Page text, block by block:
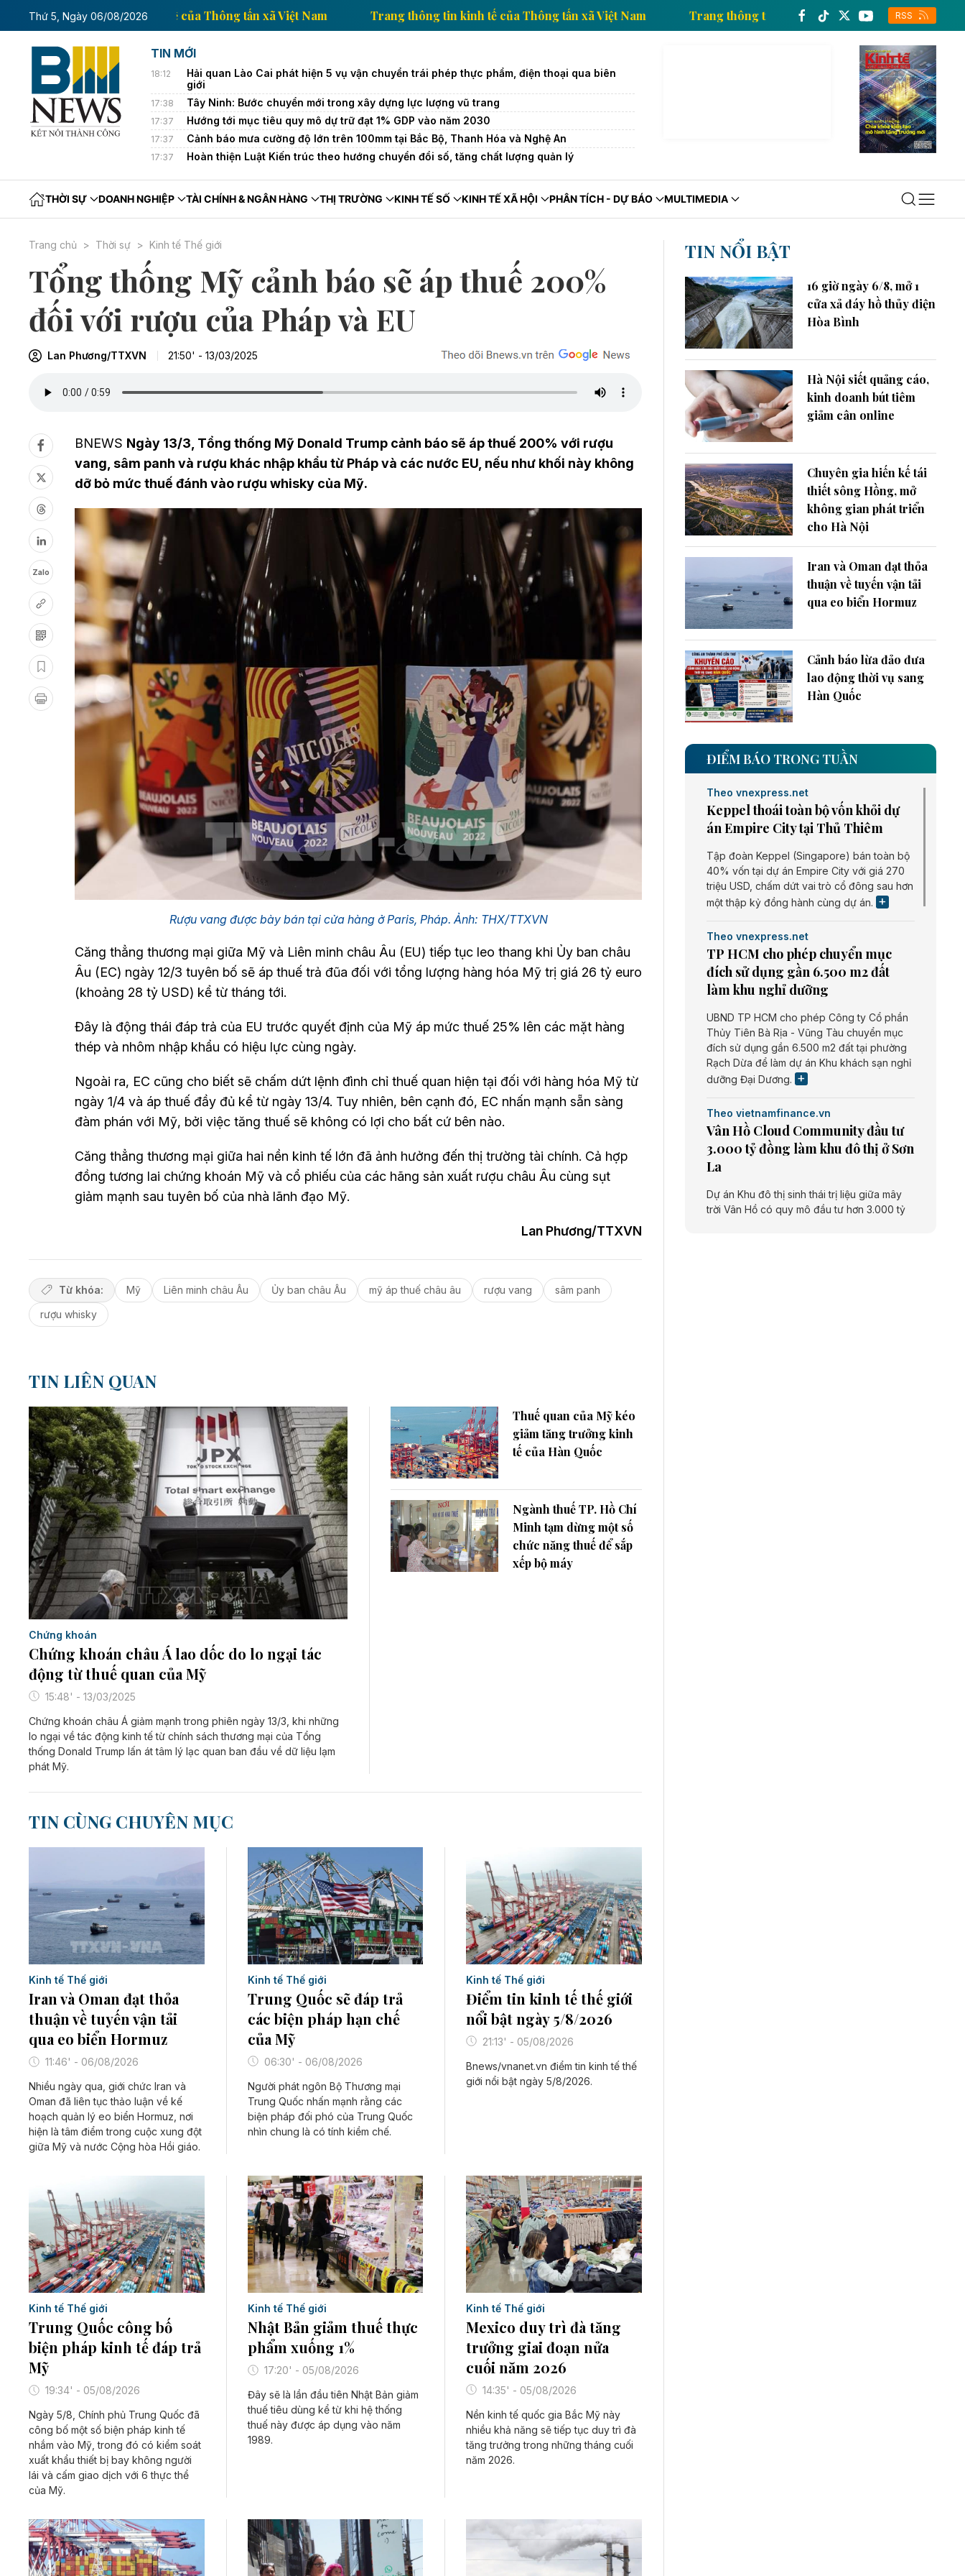
Thứ 5, Ngày 06/08/2026Trang thông tin kinh tế của Thông tấn xã Việt Nam Trang thông tin kinh tế của Thông tấn xã Việt Nam Trang thông tin kinh tế của Thông tấn
RSS
TIN MỚI
18:12
Hải quan Lào Cai phát hiện 5 vụ vận chuyển trái phép thực phẩm, điện thoại qua biên
giới
17:38 Tây Ninh: Bước chuyển mới trong xây dựng lực lượng vũ trang
17:37 Hướng tới mục tiêu quy mô dự trữ đạt 1% GDP vào năm 2030
17:37 Cảnh báo mưa cường độ lớn trên 100mm tại Bắc Bộ, Thanh Hóa và Nghệ An
17:37 Hoàn thiện Luật Kiến trúc theo hướng chuyển đổi số, tăng chất lượng quản lý
THỜI SỰ DOANH NGHIỆP TÀI CHÍNH & NGÂN HÀNG THỊ TRƯỜNG KINH TẾ SỐ KINH TẾ XÃ HỘI PHÂN TÍCH - DỰ BÁO MULTIMEDIA
Trang chủ Thời sự Kinh tế Thế giới
Tổng thống Mỹ cảnh báo sẽ áp thuế 200%
đối với rượu của Pháp và EU
Lan Phương/TTXVN 21:50' - 13/03/2025
Zalo
BNEWS Ngày 13/3, Tổng thống Mỹ Donald Trump cảnh báo sẽ áp thuế 200% với rượu
vang, sâm panh và rượu khác nhập khẩu từ Pháp và các nước EU, nếu như khối này không
dỡ bỏ mức thuế đánh vào rượu whisky của Mỹ.
Rượu vang được bày bán tại cửa hàng ở Paris, Pháp. Ảnh: THX/TTXVN
Căng thẳng thương mại giữa Mỹ và Liên minh châu Âu (EU) tiếp tục leo thang khi Ủy ban châu
Âu (EC) ngày 12/3 tuyên bố sẽ áp thuế trả đũa đối với tổng lượng hàng hóa Mỹ trị giá 26 tỷ euro
(khoảng 28 tỷ USD) kể từ tháng tới.
Đây là động thái đáp trả của EU trước quyết định của Mỹ áp mức thuế 25% lên các mặt hàng
thép và nhôm nhập khẩu có hiệu lực cùng ngày.
Ngoài ra, EC cũng cho biết sẽ chấm dứt lệnh đình chỉ thuế quan hiện tại đối với hàng hóa Mỹ từ
ngày 1/4 và áp thuế đầy đủ kể từ ngày 13/4. Tuy nhiên, bên cạnh đó, EC nhấn mạnh sẵn sàng
đàm phán với Mỹ, bởi việc tăng thuế sẽ không có lợi cho bất cứ bên nào.
Căng thẳng thương mại giữa hai nền kinh tế lớn đã ảnh hưởng đến thị trường tài chính. Cả hợp
đồng tương lai chứng khoán Mỹ và cổ phiếu của các hãng sản xuất rượu châu Âu cùng sụt
giảm mạnh sau tuyên bố của nhà lãnh đạo Mỹ.
Lan Phương/TTXVN
Từ khóa: Mỹ Liên minh châu Âu Ủy ban châu Âu mỹ áp thuế châu âu rượu vang
sâm panh
rượu whisky
TIN LIÊN QUAN
Chứng khoán
Chứng khoán châu Á lao dốc do lo ngại tác
động từ thuế quan của Mỹ
15:48' - 13/03/2025
Chứng khoán châu Á giảm mạnh trong phiên ngày 13/3, khi những
lo ngại về tác động kinh tế từ chính sách thương mại của Tổng
thống Donald Trump lấn át tâm lý lạc quan ban đầu về dữ liệu lạm
phát Mỹ.
Thuế quan của Mỹ kéo
giảm tăng trưởng kinh
tế của Hàn Quốc
Ngành thuế TP. Hồ Chí
Minh tạm dừng một số
chức năng thuế để sắp
xếp bộ máy
TIN CÙNG CHUYÊN MỤC
Kinh tế Thế giới
Iran và Oman đạt thỏa
thuận về tuyến vận tải
qua eo biển Hormuz
11:46' - 06/08/2026
Nhiều ngày qua, giới chức Iran và
Oman đã liên tục thảo luận về kế
hoạch quản lý eo biển Hormuz, nơi
hiện là tâm điểm trong cuộc xung đột
giữa Mỹ và nước Cộng hòa Hồi giáo.
Kinh tế Thế giới
Trung Quốc sẽ đáp trả
các biện pháp hạn chế
của Mỹ
06:30' - 06/08/2026
Người phát ngôn Bộ Thương mại
Trung Quốc nhấn mạnh rằng các
biện pháp đối phó của Trung Quốc
nhìn chung là có tính kiềm chế.
Kinh tế Thế giới
Điểm tin kinh tế thế giới
nổi bật ngày 5/8/2026
21:13' - 05/08/2026
Bnews/vnanet.vn điểm tin kinh tế thế
giới nổi bật ngày 5/8/2026.
Kinh tế Thế giới
Trung Quốc công bố
biện pháp kinh tế đáp trả
Mỹ
19:34' - 05/08/2026
Ngày 5/8, Chính phủ Trung Quốc đã
công bố một số biện pháp kinh tế
nhắm vào Mỹ, trong đó có kiểm soát
xuất khẩu thiết bị bay không người
lái và cấm giao dịch với 6 thực thể
của Mỹ.
Kinh tế Thế giới
Nhật Bản giảm thuế thực
phẩm xuống 1%
17:20' - 05/08/2026
Đây sẽ là lần đầu tiên Nhật Bản giảm
thuế tiêu dùng kể từ khi hệ thống
thuế này được áp dụng vào năm
1989.
Kinh tế Thế giới
Mexico duy trì đà tăng
trưởng giai đoạn nửa
cuối năm 2026
14:35' - 05/08/2026
Nền kinh tế quốc gia Bắc Mỹ này
nhiều khả năng sẽ tiếp tục duy trì đà
tăng trưởng trong những tháng cuối
năm 2026.
TIN NỔI BẬT
16 giờ ngày 6/8, mở 1
cửa xả đáy hồ thủy điện
Hòa Bình
Hà Nội siết quảng cáo,
kinh doanh bút tiêm
giảm cân online
Chuyên gia hiến kế tái
thiết sông Hồng, mở
không gian phát triển
cho Hà Nội
Iran và Oman đạt thỏa
thuận về tuyến vận tải
qua eo biển Hormuz
Cảnh báo lừa đảo đưa
lao động thời vụ sang
Hàn Quốc
ĐIỂM BÁO TRONG TUẦN
Theo vnexpress.net
Keppel thoái toàn bộ vốn khỏi dự
án Empire City tại Thủ Thiêm
Tập đoàn Keppel (Singapore) bán toàn bộ
40% vốn tại dự án Empire City với giá 270
triệu USD, chấm dứt vai trò cổ đông sau hơn
một thập kỷ đồng hành cùng dự án.
Theo vnexpress.net
TP HCM cho phép chuyển mục
đích sử dụng gần 6.500 m2 đất
làm khu nghỉ dưỡng
UBND TP HCM cho phép Công ty Cổ phần
Thủy Tiên Bà Rịa - Vũng Tàu chuyển mục
đích sử dụng gần 6.500 m2 đất tại phường
Rạch Dừa để làm dự án Khu khách sạn nghỉ
dưỡng Đại Dương.
Theo vietnamfinance.vn
Vân Hồ Cloud Community đầu tư
3.000 tỷ đồng làm khu đô thị ở Sơn
La
Dự án Khu đô thị sinh thái trị liệu giữa mây
trời Vân Hồ có quy mô đầu tư hơn 3.000 tỷ